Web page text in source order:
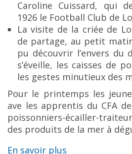
Caroline Cuissard, qui
1926 le Football Club de
La visite de la criée de
de partage, au petit
pu découvrir l’envers du
s’éveille, les caisses de
les gestes minutieux des
Pour le printemps les
ave les apprentis du CFA
poissonniers-écailler-
des produits de la mer à
En savoir plus